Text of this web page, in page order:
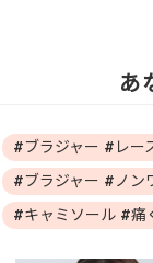
あ
#ブラジャー #レー
#ブラジャー #ノン
#キャミソール #痛